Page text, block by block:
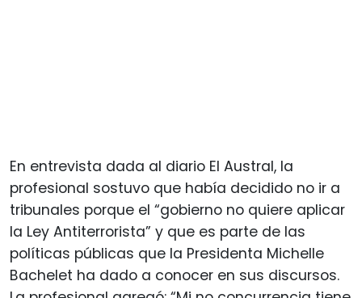
En entrevista dada al diario El Austral, la
profesional sostuvo que había decidido no ir a
tribunales porque el “gobierno no quiere aplicar
la Ley Antiterrorista” y que es parte de las
políticas públicas que la Presidenta Michelle
Bachelet ha dado a conocer en sus discursos.